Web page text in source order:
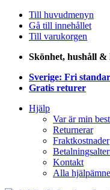
Till huvudmenyn
Gå till innehållet
Till varukorgen
Skönhet, hushåll &
Sverige: Fri
Gratis returer
Hjälp
Var är min
Returnerar
Fraktkostnader
Kontakt
Alla